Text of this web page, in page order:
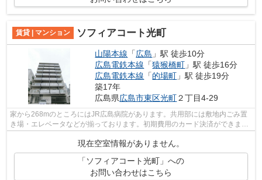
賃貸 | マンション ソフィアコート光町
山陽本線 「広島 」駅 徒歩10分
広島電鉄本線 「猿猴橋町 」駅 徒歩16分
広島電鉄本線 「的場町 」駅 徒歩19分
築17年
広島県広島市東区光町２丁目4-29
家から268mのところにはJR広島病院があります。共用部には敷地内ごみ置
き場・エレベータなどが揃っております。初期費用のカード決済ができま
す。利用可能な駅が2駅あり、利便性の高い...
現在空室情報がありません。
「ソフィアコート光町」への
お問い合わせはこちら